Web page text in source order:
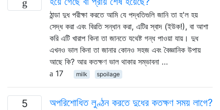
ঠান্ডা দুধ পরীক্ষা করতে আমি যে পদ্ধতিগুলি জানি তা হ'ল হয়
সেদ্ধ করা এবং বিরতি সন্ধান করা, এটির স্বাদ (ইউক!), বা আশা
করি এটি খারাপ কিনা তা জানতে যথেষ্ট গন্ধ পাওয়া যায়। দুধ
এখনও ভাল কিনা তা জানার কোনও সহজ এবং বৈজ্ঞানিক উপায়
আছে কি? আর কতক্ষণ ভাল থাকার সম্ভাবনা …
17
milk spoilage
5 অপরিশোধিত লুণ্ঠন করতে দুধের কতক্ষণ সময় লাগে?